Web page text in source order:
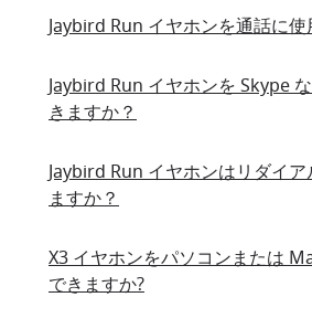
Jaybird Run イヤホンを通話に
Jaybird Run イヤホンを Skype
きますか？
Jaybird Run イヤホンはリダイ
ますか？
X3 イヤホンをパソコンまたは
できますか?